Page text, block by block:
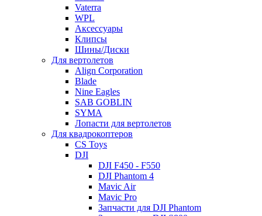
Vaterra
WPL
Аксессуары
Клипсы
Шины/Диски
Для вертолетов
Align Corporation
Blade
Nine Eagles
SAB GOBLIN
SYMA
Лопасти для вертолетов
Для квадрокоптеров
CS Toys
DJI
DJI F450 - F550
DJI Phantom 4
Mavic Air
Mavic Pro
Запчасти для DJI Phantom